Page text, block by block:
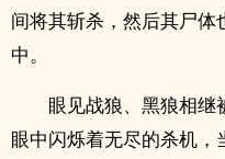
间将其斩杀，然后其尸体
中。
眼见战狼、黑狼相
眼中闪烁着无尽的杀机，